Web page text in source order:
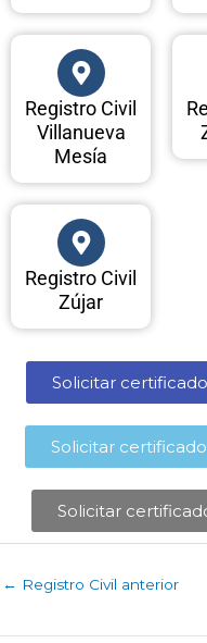
Registro Civil
Villanueva
Mesía
Registro Civil
Zújar
Solicitar
Solicitar
Solicitar
← Registro Civil anterior